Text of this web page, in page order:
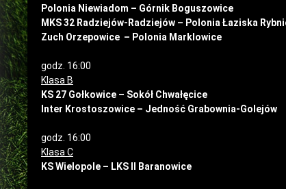
Polonia Niewiadom – Górnik Boguszowice
MKS 32 Radziejów-Radziejów – Polonia Łaziska
Zuch Orzepowice – Polonia Marklowice
godz. 16:00
Klasa B
KS 27 Gołkowice – Sokół Chwałęcice
Inter Krostoszowice – Jedność Grabownia-Golejów
godz. 16:00
Klasa C
KS Wielopole – LKS II Baranowice